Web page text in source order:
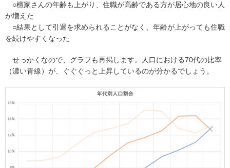
○檀家さんの年齢も上がり、住職が高齢である方が居心地の良い人
が増えた
○結果として引退を求められることがなく、年齢が上がっても住職
を続けやすくなった
せっかくなので、グラフも再掲します。人口における70代の比率
（濃い青線）が、ぐぐぐっと上昇しているのが分かるでしょう。